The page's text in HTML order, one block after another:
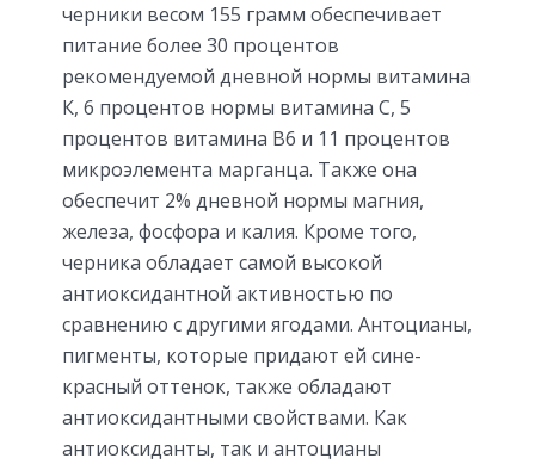
черники весом 155 грамм обеспечивает
питание более 30 процентов
рекомендуемой дневной нормы витамина
К, 6 процентов нормы витамина С, 5
процентов витамина В6 и 11 процентов
микроэлемента марганца. Также она
обеспечит 2% дневной нормы магния,
железа, фосфора и калия. Кроме того,
черника обладает самой высокой
антиоксидантной активностью по
сравнению с другими ягодами. Антоцианы,
пигменты, которые придают ей сине-
красный оттенок, также обладают
антиоксидантными свойствами. Как
антиоксиданты, так и антоцианы